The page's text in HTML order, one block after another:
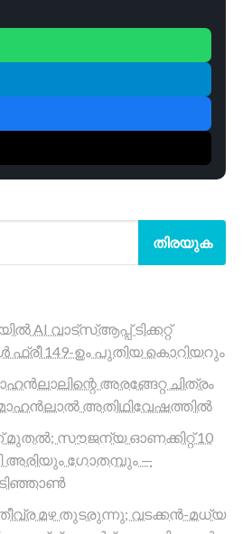
തിരയുക
AI വാട്സ്ആപ്പ് ടിക്കറ്റ്
ഫ്രീ 149-ഉം പുതിയ കൊറിയറും
അരങ്ങേറ്റ ചിത്രം
അതിഥിവേഷത്തിൽ
സൗജന്യ ഓണക്കിറ്റ് 10
ഗോതമ്പും —
മഴ തുടരുന്നു; വടക്കൻ-മധ്യ